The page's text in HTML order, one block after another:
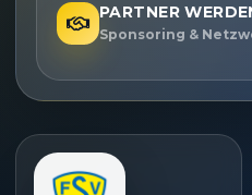
PARTNER
Sponsoring &